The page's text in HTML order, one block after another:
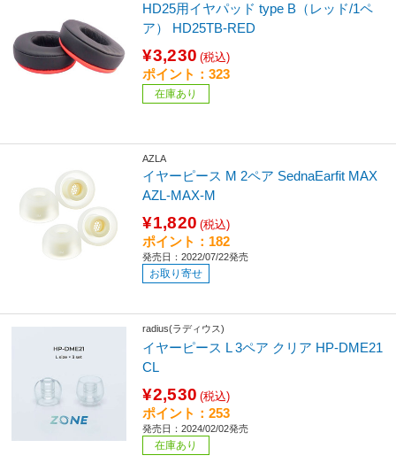
HD25用イヤパッド type B（レッド/1ペ
ア） HD25TB-RED
¥3,230 (税込)
ポイント：323
在庫あり
AZLA
イヤーピース M 2ペア SednaEarfit MAX
AZL-MAX-M
¥1,820 (税込)
ポイント：182
発売日：2022/07/22発売
お取り寄せ
radius(ラディウス)
イヤーピース L 3ペア クリア HP-DME21
CL
¥2,530 (税込)
ポイント：253
発売日：2024/02/02発売
在庫あり